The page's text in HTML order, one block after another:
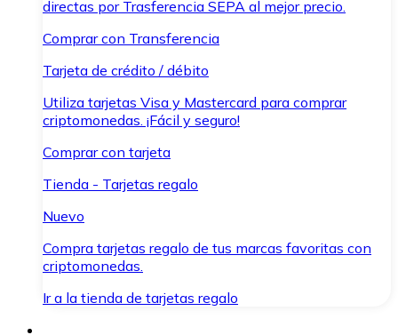
directas por Trasferencia SEPA al mejor precio.
Comprar con Transferencia
Tarjeta de crédito / débito
Utiliza tarjetas Visa y Mastercard para comprar
criptomonedas. ¡Fácil y seguro!
Comprar con tarjeta
Tienda - Tarjetas regalo
Nuevo
Compra tarjetas regalo de tus marcas favoritas con
criptomonedas.
Ir a la tienda de tarjetas regalo